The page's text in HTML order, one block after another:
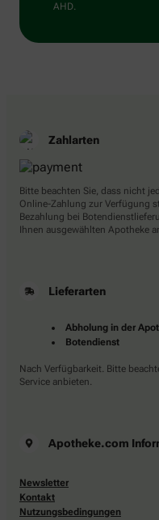
AHD.
Zahlarten
Bitte beachten Sie, dass nicht
Online-Zahlung zur Verfügung
Bezahlung bei
Ihnen ausgewählten Apotheke
Lieferarten
Abholung in der
Botendienst
Nach Verfügbarkeit. Bitte
Service anbieten.
Apotheke.com
Newsletter
Kontakt
Nutzungsbedingungen